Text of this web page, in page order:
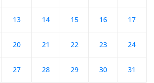
13 14 15 16 17
20 21 22 23 24
27 28 29 30 31